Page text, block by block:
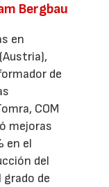
Bergbau
en
de
COM
mejoras
en el
del
grado de